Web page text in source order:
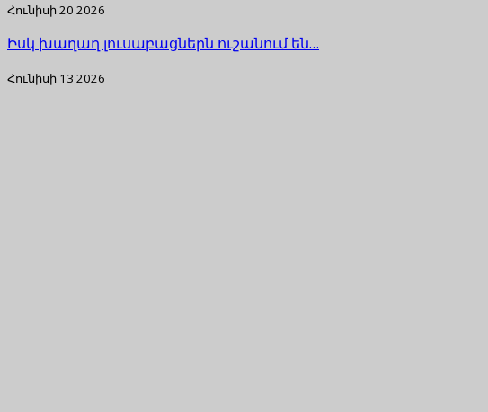
Հունիսի 20 2026
Իսկ խաղաղ լուսաբացներն ուշանում են…
Հունիսի 13 2026